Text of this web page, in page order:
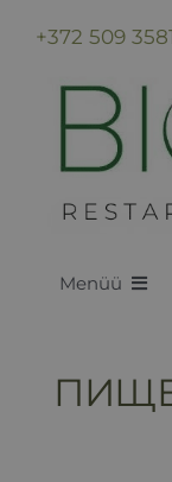
content
+372 509 3581
Menüü